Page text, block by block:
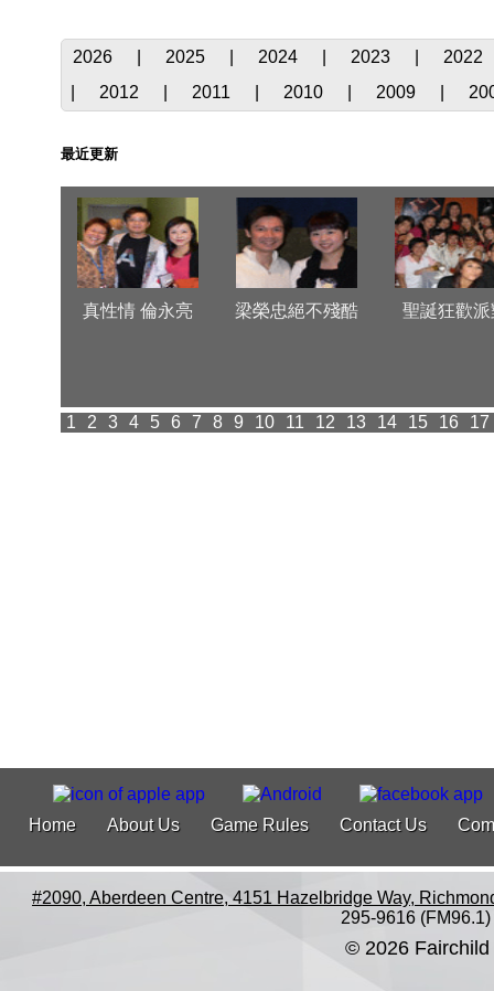
2026 2025 2024 2023
2022
2012 2011 2010 2009
最近更新
真性情 倫永亮 梁榮忠絕不殘酷 聖誕狂歡
1 2 3 4 5 6 7 8 9 10 11 12 13 14 15 16 17
Home About Us Game Rules Contact Us
#2090, Aberdeen Centre, 4151 Hazelbridge Way,
295-9616 (FM96.1)
© 2026 Fairchild